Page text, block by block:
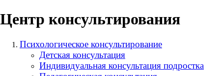
Центр консультирования
Психологическое консультирование
Детская консультация
Индивидуальная консультация подростка